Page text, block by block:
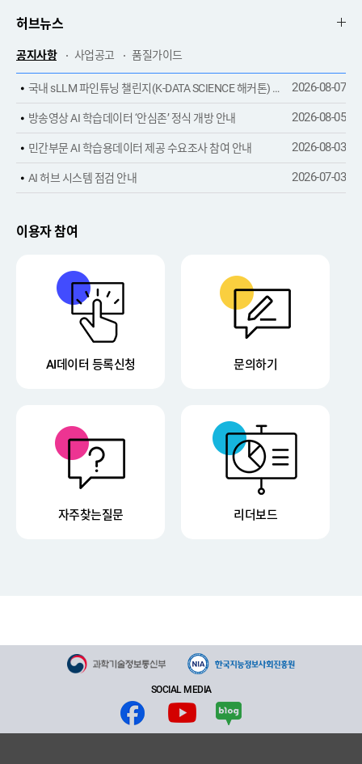
허브뉴스
공지사항 사업공고 품질가이드
국내 sLLM 파인튜닝 챌린지(K-DATA SCIENCE 해커톤) 안내 2026-08-07
방송영상 AI 학습데이터 ‘안심존’ 정식 개방 안내 2026-08-05
민간부문 AI 학습용데이터 제공 수요조사 참여 안내 2026-08-03
AI 허브 시스템 점검 안내 2026-07-03
이용자 참여
AI데이터 등록신청 문의하기
자주찾는질문 리더보드
SOCIAL MEDIA